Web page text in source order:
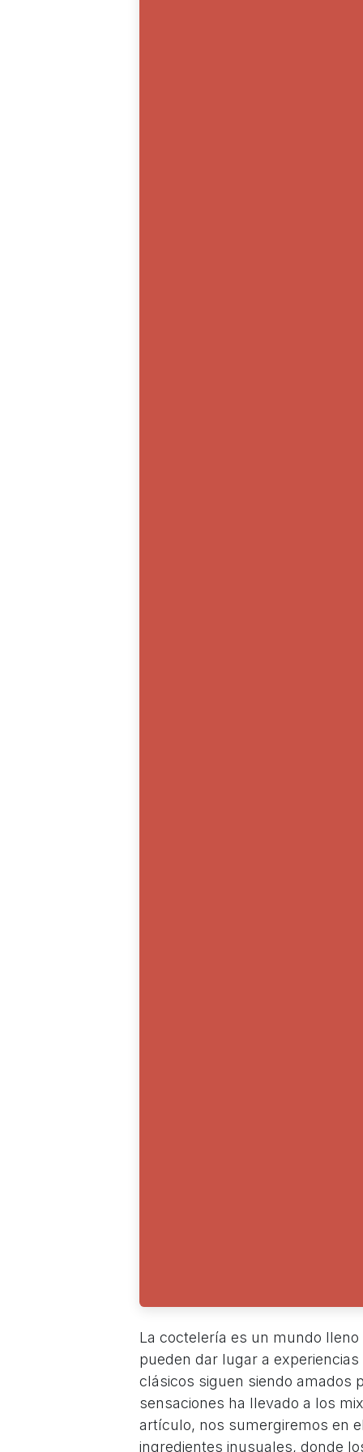
La coctelería es un mundo
pueden dar lugar a
clásicos siguen siendo amados
sensaciones ha llevado a los
artículo, nos sumergiremos en
ingredientes inusuales, donde